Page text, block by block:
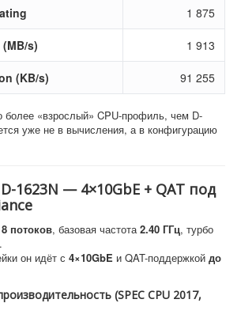
1 875
s) 1 913
(KB/s) 91 255
более «взрослый» CPU-профиль, чем D-
уже не в вычисления, а в конфигурацию
1623N — 4×10GbE + QAT под
потоков, базовая частота2.40 ГГц, турбо
.
он идёт с 4×10GbE и QAT-поддержкой до
(SPEC CPU 2017,